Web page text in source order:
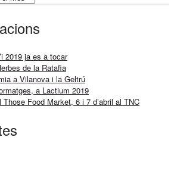
2019 ja es a tocar
de la Ratafia
a Vilanova i la Geltrú
a Lactium 2019
Those Food Market, 6 i 7 d’abril al TNC